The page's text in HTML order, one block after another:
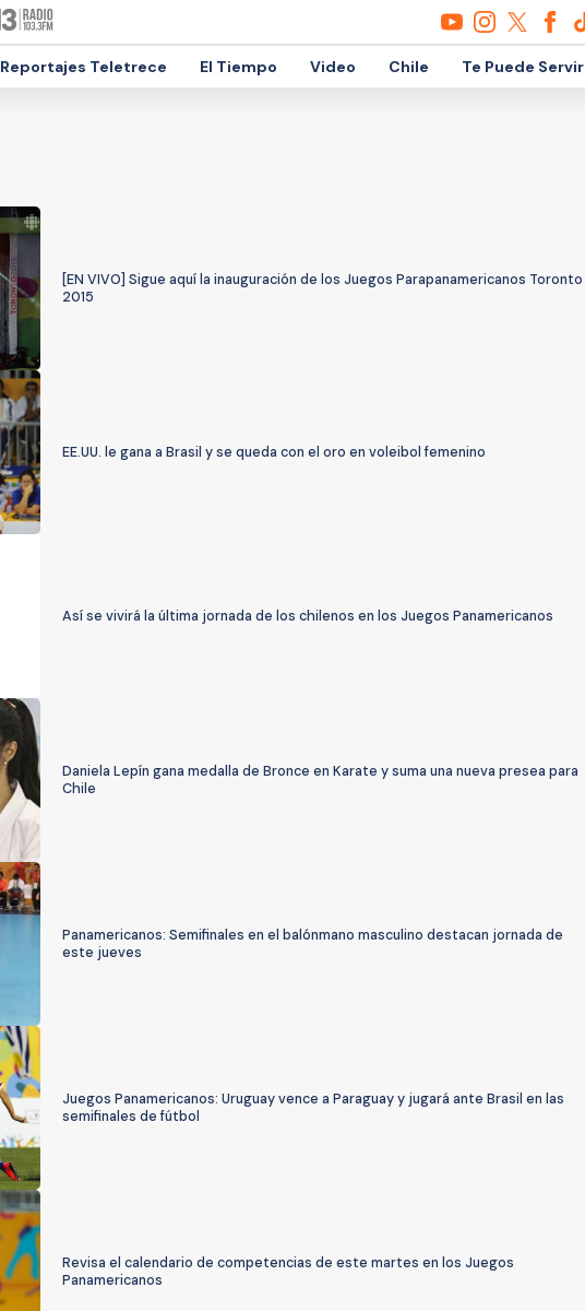
Reportajes Teletrece El Tiempo Video Chile Te Puede Servir
[EN VIVO] Sigue aquí la inauguración de los Juegos Parapanamericanos Toronto
2015
EE.UU. le gana a Brasil y se queda con el oro en voleibol femenino
Así se vivirá la última jornada de los chilenos en los Juegos Panamericanos
Daniela Lepín gana medalla de Bronce en Karate y suma una nueva presea para
Chile
Panamericanos: Semifinales en el balónmano masculino destacan jornada de
este jueves
Juegos Panamericanos: Uruguay vence a Paraguay y jugará ante Brasil en las
semifinales de fútbol
Revisa el calendario de competencias de este martes en los Juegos
Panamericanos